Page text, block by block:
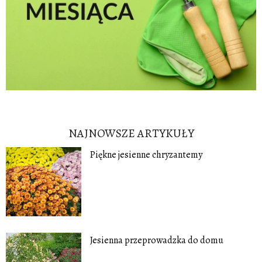
NAJNOWSZE ARTYKUŁY
Piękne jesienne chryzantemy
Jesienna przeprowadzka do domu